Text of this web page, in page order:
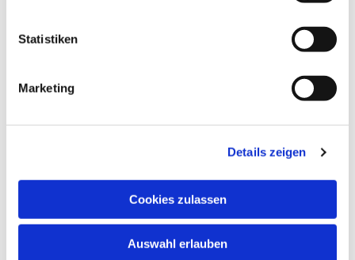
Statistiken
Marketing
Details zeigen
Cookies zulassen
Auswahl erlauben